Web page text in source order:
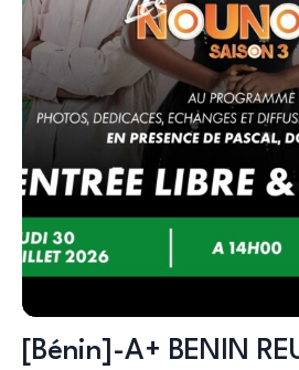
[Bénin]-A+ BENIN